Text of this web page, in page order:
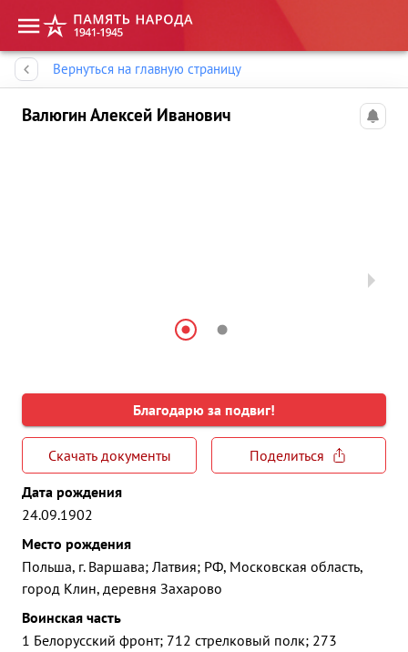
Вернуться на главную страницу
Валюгин Алексей Иванович
Благодарю за подвиг!
Скачать документы
Поделиться
Дата рождения
24.09.1902
Место рождения
Польша, г. Варшава; Латвия; РФ, Московская область,
город Клин, деревня Захарово
Воинская часть
1 Белорусский фронт; 712 стрелковый полк; 273
Память народа